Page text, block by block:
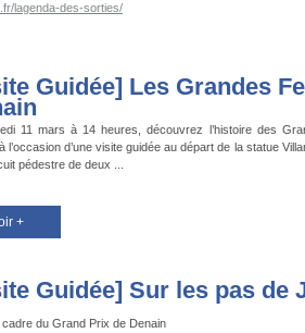
lagenda-des-sorties/
Guidée] Les Grandes
11 mars à 14 heures, découvrez l’histoire des
l’occasion d’une visite guidée au départ de la statue
pédestre de deux ...
+
Guidée] Sur les pas de
cadre du Grand Prix de Denain